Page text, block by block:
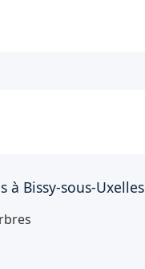
à Bissy-sous-Uxelles